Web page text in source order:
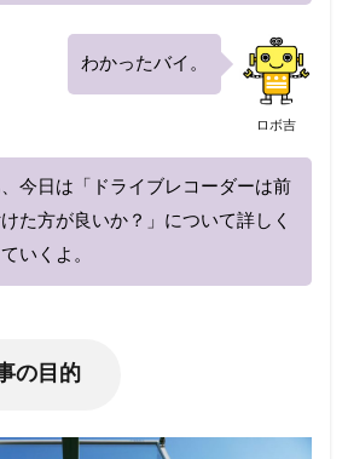
ロボ吉
わかったバイ。
、今日は「ドライブレコーダーは前
た方が良いか？」について詳しく
いくよ。
の目的